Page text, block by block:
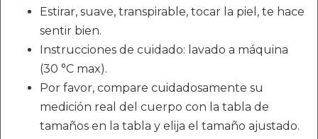
Estirar, suave, transpirable, tocar la piel, te hace
sentir bien.
Instrucciones de cuidado: lavado a máquina
(30 °C max).
Por favor, compare cuidadosamente su
medición real del cuerpo con la tabla de
tamaños en la tabla y elija el tamaño ajustado.